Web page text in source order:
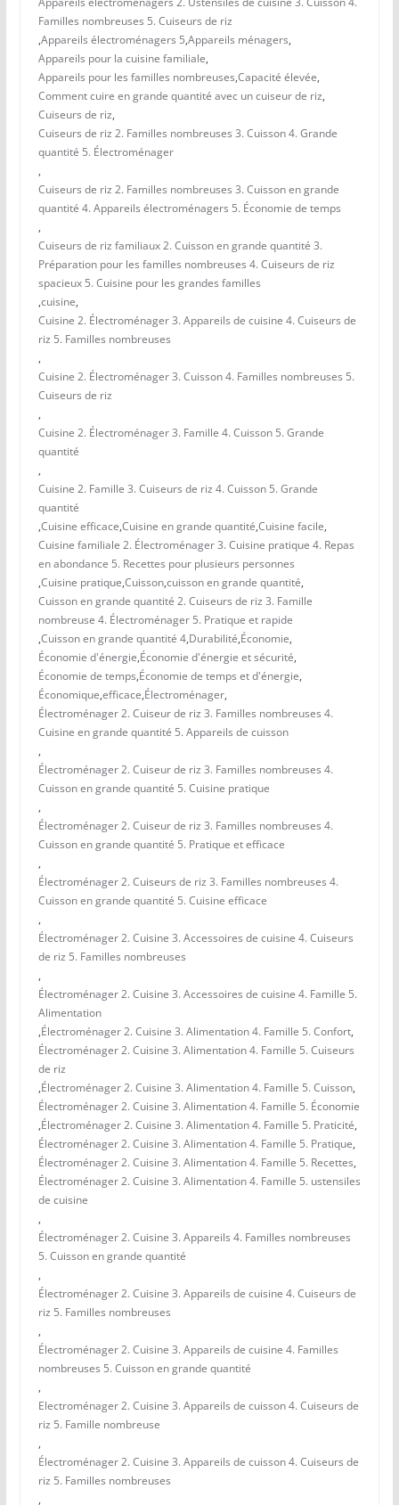
Familles nombreuses 5. Cuiseurs de riz
,Appareils électroménagers 5,Appareils ménagers,
Appareils pour la cuisine familiale,
Appareils pour les familles nombreuses,Capacité élevée,
Comment cuire en grande quantité avec un cuiseur de riz,
Cuiseurs de riz,
Cuiseurs de riz 2. Familles nombreuses 3. Cuisson 4. Grande
quantité 5. Électroménager
,
Cuiseurs de riz 2. Familles nombreuses 3. Cuisson en grande
quantité 4. Appareils électroménagers 5. Économie de temps
,
Cuiseurs de riz familiaux 2. Cuisson en grande quantité 3.
Préparation pour les familles nombreuses 4. Cuiseurs de riz
spacieux 5. Cuisine pour les grandes familles
,cuisine,
Cuisine 2. Électroménager 3. Appareils de cuisine 4. Cuiseurs de
riz 5. Familles nombreuses
,
Cuisine 2. Électroménager 3. Cuisson 4. Familles nombreuses 5.
Cuiseurs de riz
,
Cuisine 2. Électroménager 3. Famille 4. Cuisson 5. Grande
quantité
,
Cuisine 2. Famille 3. Cuiseurs de riz 4. Cuisson 5. Grande
quantité
,Cuisine efficace,Cuisine en grande quantité,Cuisine facile,
Cuisine familiale 2. Électroménager 3. Cuisine pratique 4. Repas
en abondance 5. Recettes pour plusieurs personnes
,Cuisine pratique,Cuisson,cuisson en grande quantité,
Cuisson en grande quantité 2. Cuiseurs de riz 3. Famille
nombreuse 4. Électroménager 5. Pratique et rapide
,Cuisson en grande quantité 4,Durabilité,Économie,
Économie d'énergie,Économie d'énergie et sécurité,
Économie de temps,Économie de temps et d'énergie,
Économique,efficace,Électroménager,
Électroménager 2. Cuiseur de riz 3. Familles nombreuses 4.
Cuisine en grande quantité 5. Appareils de cuisson
,
Électroménager 2. Cuiseur de riz 3. Familles nombreuses 4.
Cuisson en grande quantité 5. Cuisine pratique
,
Électroménager 2. Cuiseur de riz 3. Familles nombreuses 4.
Cuisson en grande quantité 5. Pratique et efficace
,
Électroménager 2. Cuiseurs de riz 3. Familles nombreuses 4.
Cuisson en grande quantité 5. Cuisine efficace
,
Électroménager 2. Cuisine 3. Accessoires de cuisine 4. Cuiseurs
de riz 5. Familles nombreuses
,
Électroménager 2. Cuisine 3. Accessoires de cuisine 4. Famille 5.
Alimentation
,Électroménager 2. Cuisine 3. Alimentation 4. Famille 5. Confort,
Électroménager 2. Cuisine 3. Alimentation 4. Famille 5. Cuiseurs
de riz
,Électroménager 2. Cuisine 3. Alimentation 4. Famille 5. Cuisson,
Électroménager 2. Cuisine 3. Alimentation 4. Famille 5. Économie
,Électroménager 2. Cuisine 3. Alimentation 4. Famille 5. Praticité,
Électroménager 2. Cuisine 3. Alimentation 4. Famille 5. Pratique,
Électroménager 2. Cuisine 3. Alimentation 4. Famille 5. Recettes,
Électroménager 2. Cuisine 3. Alimentation 4. Famille 5. ustensiles
de cuisine
,
Électroménager 2. Cuisine 3. Appareils 4. Familles nombreuses
5. Cuisson en grande quantité
,
Électroménager 2. Cuisine 3. Appareils de cuisine 4. Cuiseurs de
riz 5. Familles nombreuses
,
Électroménager 2. Cuisine 3. Appareils de cuisine 4. Familles
nombreuses 5. Cuisson en grande quantité
,
Electroménager 2. Cuisine 3. Appareils de cuisson 4. Cuiseurs de
riz 5. Famille nombreuse
,
Électroménager 2. Cuisine 3. Appareils de cuisson 4. Cuiseurs de
riz 5. Familles nombreuses
,